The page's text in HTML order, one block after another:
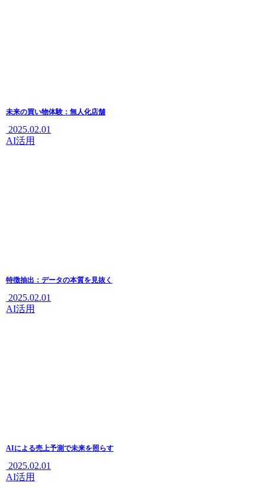
未来の買い物体験：無人化店舗
2025.02.01
AI活用
特徴抽出：データの本質を見抜く
2025.02.01
AI活用
AIによる売上予測で未来を照らす
2025.02.01
AI活用